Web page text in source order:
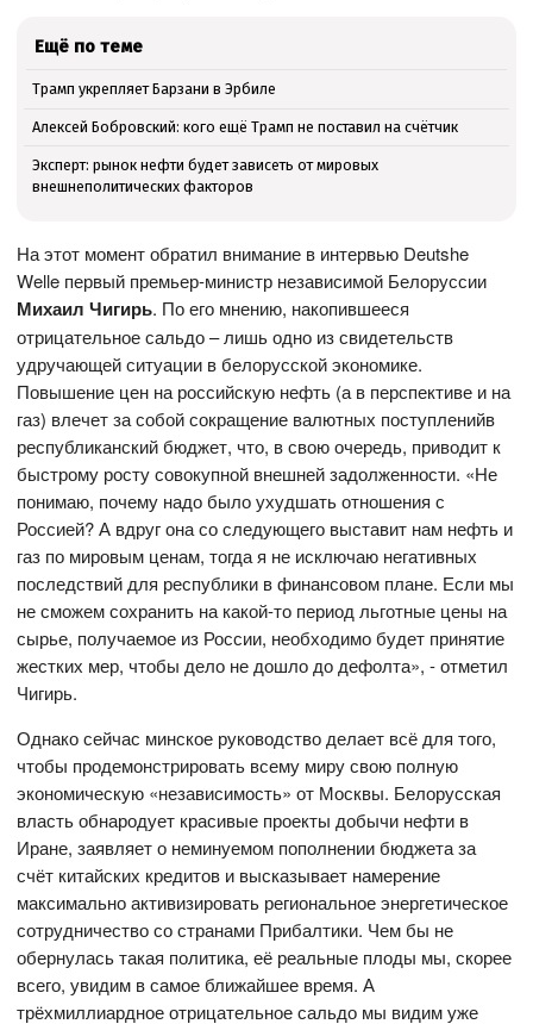
Ещё по теме
Трамп укрепляет Барзани в Эрбиле
Алексей Бобровский: кого ещё Трамп не поставил на счётчик
Эксперт: рынок нефти будет зависеть от мировых
внешнеполитических факторов
На этот момент обратил внимание в интервью Deutshe
Welle первый премьер-министр независимой Белоруссии
Михаил Чигирь. По его мнению, накопившееся
отрицательное сальдо – лишь одно из свидетельств
удручающей ситуации в белорусской экономике.
Повышение цен на российскую нефть (а в перспективе и на
газ) влечет за собой сокращение валютных поступленийв
республиканский бюджет, что, в свою очередь, приводит к
быстрому росту совокупной внешней задолженности. «Не
понимаю, почему надо было ухудшать отношения с
Россией? А вдруг она со следующего выставит нам нефть и
газ по мировым ценам, тогда я не исключаю негативных
последствий для республики в финансовом плане. Если мы
не сможем сохранить на какой-то период льготные цены на
сырье, получаемое из России, необходимо будет принятие
жестких мер, чтобы дело не дошло до дефолта», - отметил
Чигирь.
Однако сейчас минское руководство делает всё для того,
чтобы продемонстрировать всему миру свою полную
экономическую «независимость» от Москвы. Белорусская
власть обнародует красивые проекты добычи нефти в
Иране, заявляет о неминуемом пополнении бюджета за
счёт китайских кредитов и высказывает намерение
максимально активизировать региональное энергетическое
сотрудничество со странами Прибалтики. Чем бы не
обернулась такая политика, её реальные плоды мы, скорее
всего, увидим в самое ближайшее время.А
трёхмиллиардное отрицательное сальдо мы видим уже